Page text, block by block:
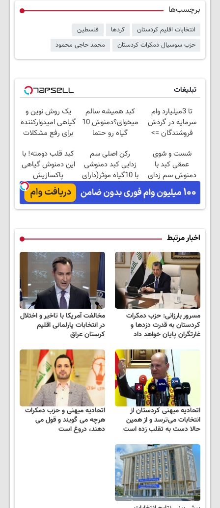
برچسب‌ها
انتخابات اقلیم کردستان کردها
فلسطین
حزب سوسیال دمکرات کردستان
محمد حاجی محمود
تبلیغات
تا 3میلیارد وام
سرمایه در گردش
فروشندگان =>
کن
کبد همیشه سالم
میخوای؟دمنوش 10
گیاه رو حتما
یک روش نوین و
گیاهی امیدوارکننده
برای رفع مشکلات
شست و شوی
عمقی کبد با
دمنوش سم زدای
گیاهی!
رکن اصلی سم
زدایی کبد دمنوشی
با 10گیاه موثر(دارای
مجوز وزارت
بهداشت)
کبد قلب دومته! با
این دمنوش گیاهی
پاکسازیش
کن55%تخفیف
اخبار مرتبط
مسرور بارزانی: حزب دمکرات
کردستان به قدرت دزدها و
غارتگران پایان خواهد داد
مخالفت آمریکا با تاخیر و اختلال
در انتخابات پارلمانی اقلیم
کرستان عراق
اتحادیه میهنی کردستان از
انتخابات می‌ترسد و از همین
حالا دست به تقلب زده است
اتحادیه میهنی و حزب دمکرات
هرچه می گویند و قول می
دهند، دروغ است